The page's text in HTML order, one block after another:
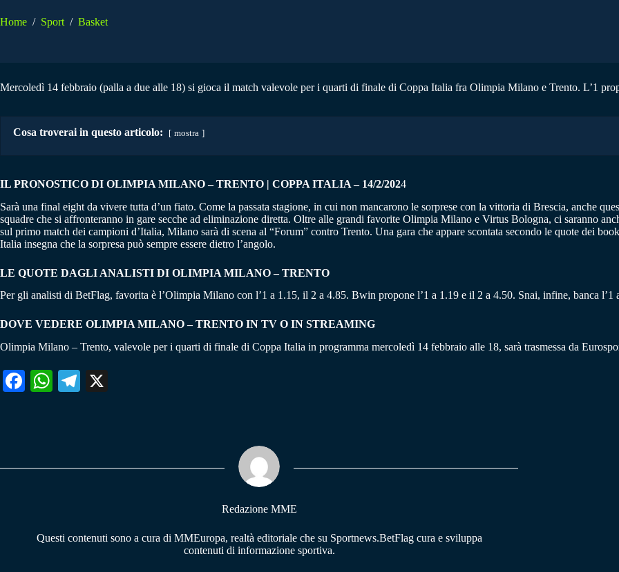
Home / Sport / Basket
Mercoledì 14 febbraio (palla a due alle 18) si gioca il match valevole per i quarti di finale di Coppa Italia fra Olimpia Milano e Trento. L’1
Cosa troverai in questo articolo: mostra
IL PRONOSTICO DI OLIMPIA MILANO – TRENTO | COPPA ITALIA – 14/2/2024
Sarà una final eight da vivere tutta d’un fiato. Come la passata stagione, in cui non mancarono le sorprese con la vittoria di Brescia, anche
squadre che si affronteranno in gare secche ad eliminazione diretta. Oltre alle grandi favorite Olimpia Milano e Virtus Bologna, ci saranno
sul primo match dei campioni d’Italia, Milano sarà di scena al “Forum” contro Trento. Una gara che appare scontata secondo le quote dei
Italia insegna che la sorpresa può sempre essere dietro l’angolo.
LE QUOTE DAGLI ANALISTI DI OLIMPIA MILANO – TRENTO
Per gli analisti di BetFlag, favorita è l’Olimpia Milano con l’1 a 1.15, il 2 a 4.85. Bwin propone l’1 a 1.19 e il 2 a 4.50. Snai, infine, banca l’1
DOVE VEDERE OLIMPIA MILANO – TRENTO IN TV O IN STREAMING
Olimpia Milano – Trento, valevole per i quarti di finale di Coppa Italia in programma mercoledì 14 febbraio alle 18, sarà trasmessa da
Fa W
pp
Te
m
Redazione MME
Questi contenuti sono a cura di MMEuropa, realtà editoriale che su Sportnews.BetFlag cura e sviluppa
contenuti di informazione sportiva.